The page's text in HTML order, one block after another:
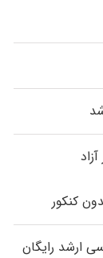
کنکور
ارشد رایگان